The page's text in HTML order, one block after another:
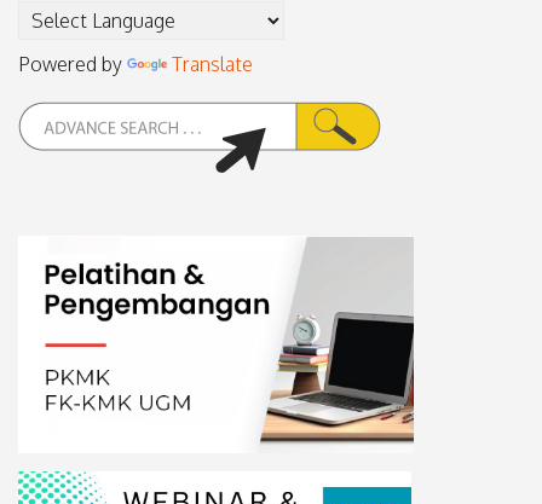
Powered by Translate